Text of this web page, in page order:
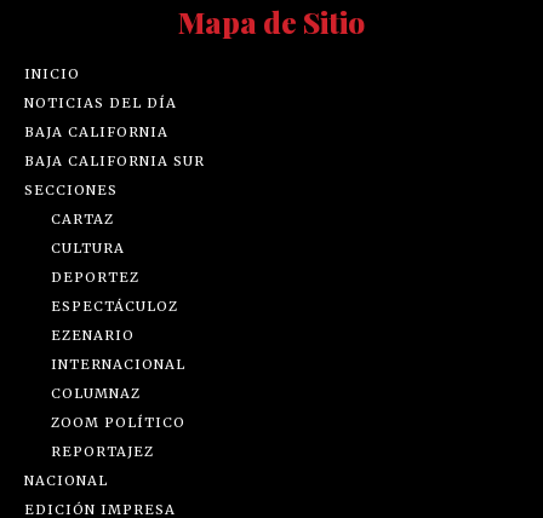
Mapa de Sitio
INICIO
NOTICIAS DEL DÍA
BAJA CALIFORNIA
BAJA CALIFORNIA SUR
SECCIONES
CARTAZ
CULTURA
DEPORTEZ
ESPECTÁCULOZ
EZENARIO
INTERNACIONAL
COLUMNAZ
ZOOM POLÍTICO
REPORTAJEZ
NACIONAL
EDICIÓN IMPRESA